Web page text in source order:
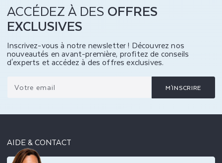
ACCÉDEZ À DES OFFRES
EXCLUSIVES
Inscrivez-vous à notre newsletter ! Découvrez nos
nouveautés en avant-première, profitez de conseils
d'experts et accédez à des offres exclusives.
Votre email M'INSCRIRE
AIDE & CONTACT